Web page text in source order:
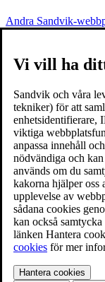
Andra Sandvik-
Vi vill ha
Sandvik och våra
tekniker) för att
enhetsidentifierare,
viktiga
anpassa innehåll
nödvändiga och kan
används om du
kakorna hjälper oss
upplevelse av
sådana cookies
kan också
länken Hantera
cookies för mer
Hantera cookies